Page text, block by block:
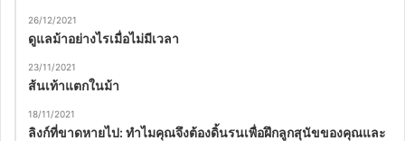
26/12/2021
ดูแลม้าอย่างไรเมื่อไม่มีเวลา
23/11/2021
ส้นเท้าแตกในม้า
18/11/2021
ลิงก์ที่ขาดหายไป: ทำไมคุณจึงต้องดิ้นรนเพื่อฝึกลูกสุนัขของคุณและ